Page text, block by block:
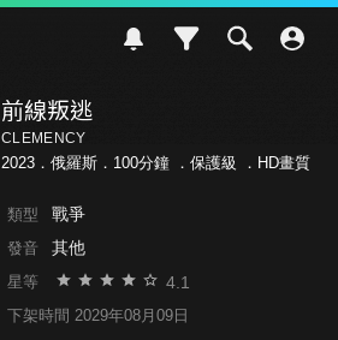
前線叛逃
CLEMENCY
2023．俄羅斯．100分鐘 ． 保護級 ．HD畫質
類型 戰爭
發音 其他
星等 4.1
下架時間 2029年08月09日